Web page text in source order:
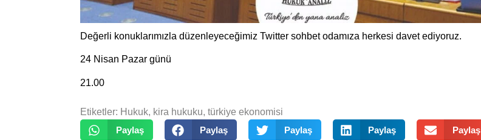
Değerli konuklarımızla düzenleyeceğimiz Twitter sohbet odamıza herkesi davet ediyoruz.
24 Nisan Pazar günü
21.00
Etiketler: Hukuk, kira hukuku, türkiye ekonomisi
Paylaş
Paylaş Paylaş Paylaş Paylaş